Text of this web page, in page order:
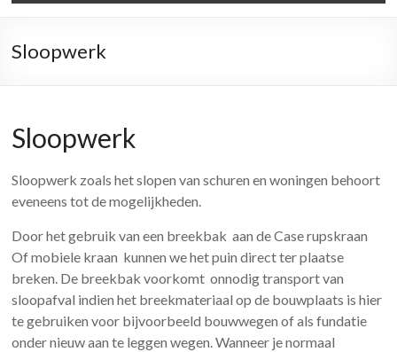
Sloopwerk
Sloopwerk
Sloopwerk zoals het slopen van schuren en woningen behoort
eveneens tot de mogelijkheden.
Door het gebruik van een breekbak aan de Case rupskraan
Of mobiele kraan kunnen we het puin direct ter plaatse
breken. De breekbak voorkomt onnodig transport van
sloopafval indien het breekmateriaal op de bouwplaats is hier
te gebruiken voor bijvoorbeeld bouwwegen of als fundatie
onder nieuw aan te leggen wegen. Wanneer je normaal